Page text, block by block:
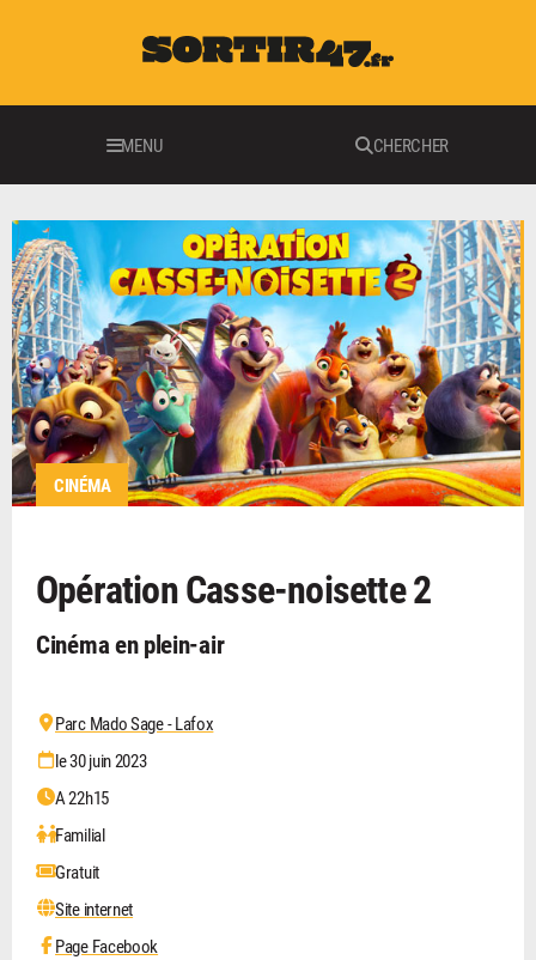
MENU CHERCHER
CINÉMA
Opération Casse-noisette 2
Cinéma en plein-air
Parc Mado Sage - Lafox
le 30 juin 2023
A 22h15
Familial
Gratuit
Site internet
Page Facebook